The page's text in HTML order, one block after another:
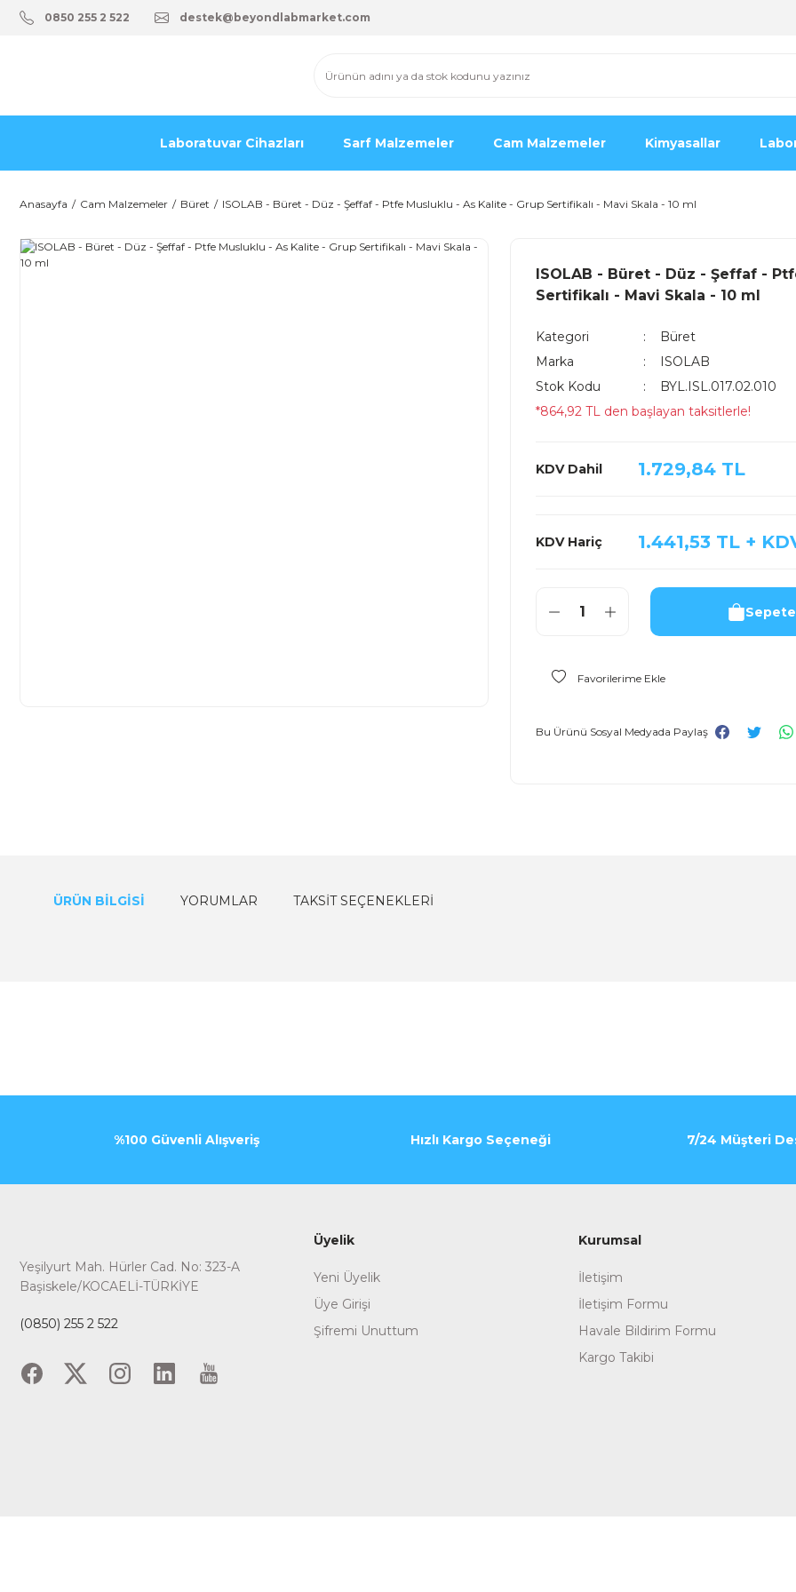
0850 255 2 522 destek@beyondlabmarket.com
Laboratuvar Cihazları Sarf Malzemeler Cam Malzemeler Kimyasallar
Anasayfa Cam Malzemeler Büret ISOLAB - Büret - Düz - Şeffaf - Ptfe Musluklu - As Kalite - Grup Sertifikalı - Mavi Skala - 10 ml
ISOLAB - Büret - Düz - Şeffaf -
Sertifikalı - Mavi Skala - 10 ml
Kategori
Büret
Marka
ISOLAB
Stok Kodu
BYL.ISL.017.02.010
*864,92 TL den başlayan taksitlerle!
KDV Dahil 1.729,84 TL
KDV Hariç 1.441,53 TL +
Bu Ürünü Sosyal Medyada Paylaş
ÜRÜN BILGISI YORUMLAR TAKSIT SEÇENEKLERI
%100 Güvenli Alışveriş Hızlı Kargo Seçeneği 7/24 Müşteri
Yeşilyurt Mah. Hürler Cad. No: 323-A
Başiskele/KOCAELİ-TÜRKİYE
(0850) 255 2 522
Üyelik
Yeni Üyelik
Üye Girişi
Şifremi Unuttum
Kurumsal
İletişim
İletişim Formu
Havale Bildirim Formu
Kargo Takibi